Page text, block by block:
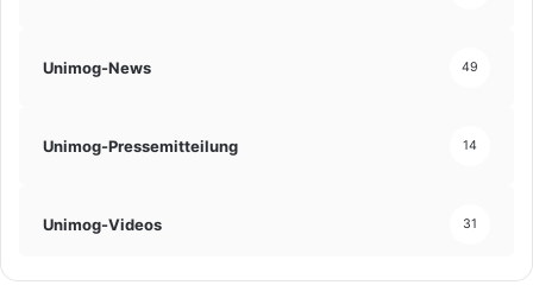
Unimog-News 49
Unimog-Pressemitteilung 14
Unimog-Videos 31